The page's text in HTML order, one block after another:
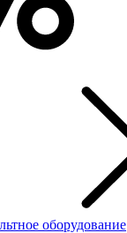
оборудование